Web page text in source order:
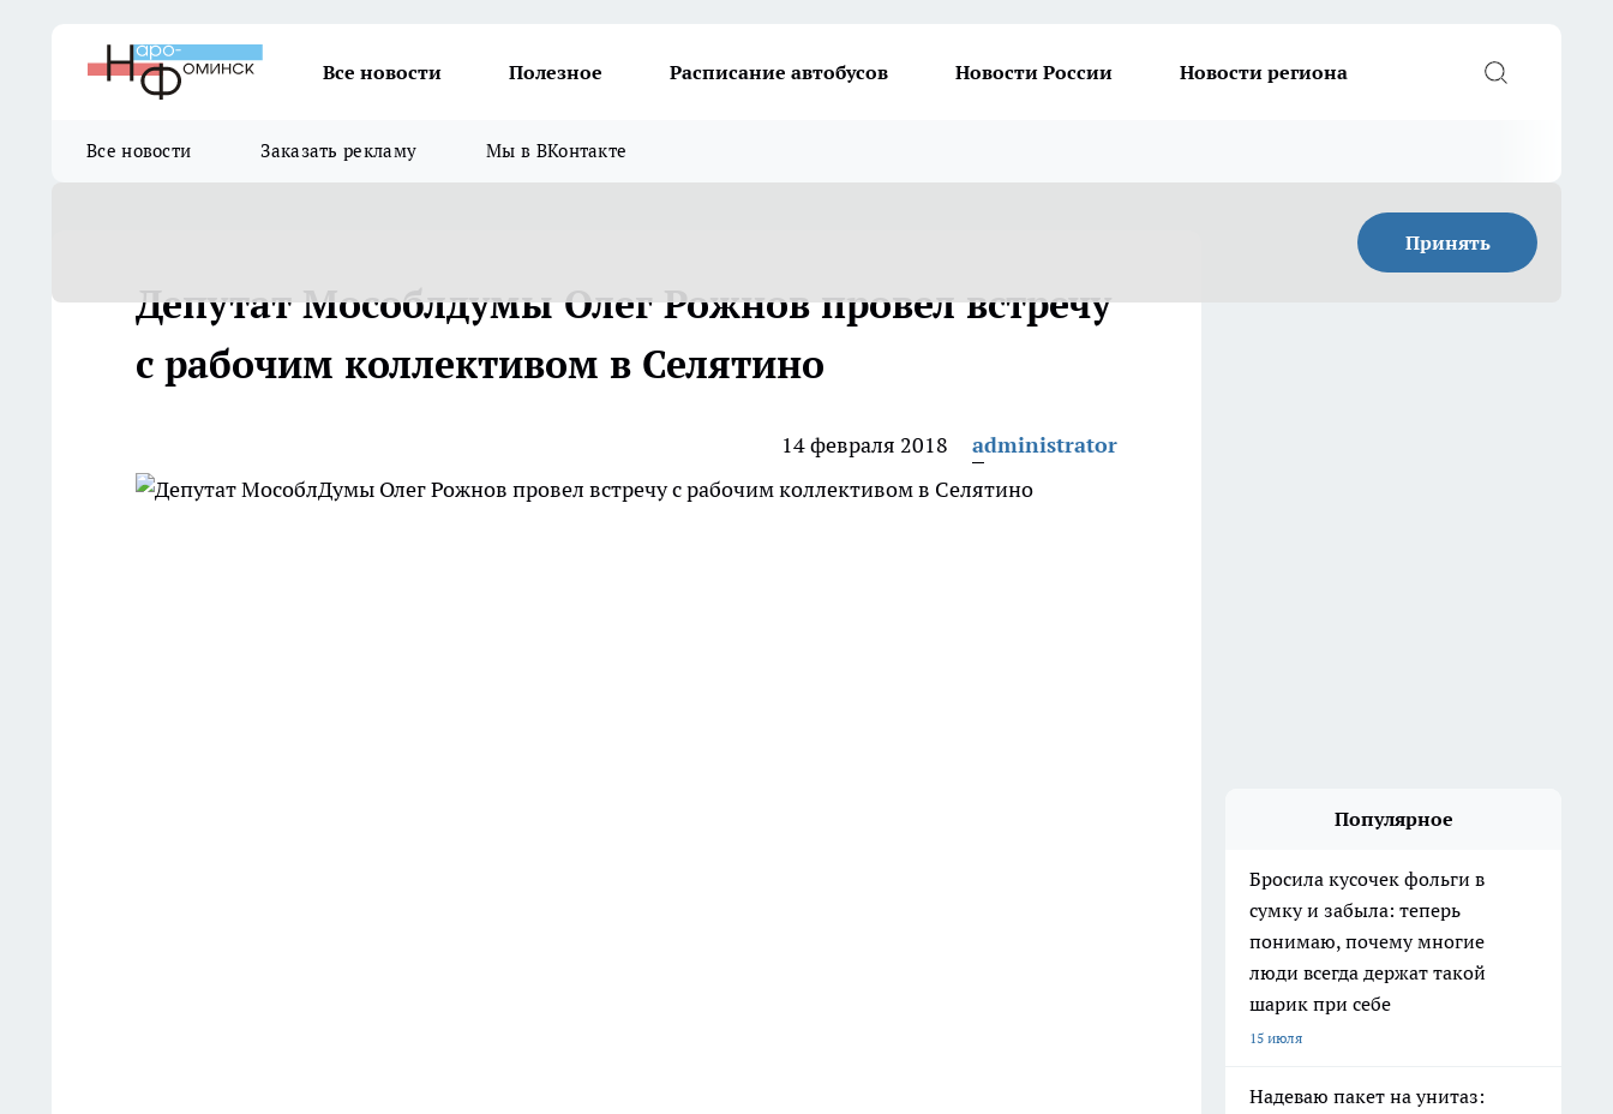
Все новости Полезное Расписание автобусов Новости России Новости региона
Все новости Заказать рекламу Мы в ВКонтакте
Принять
Депутат Мособлдумы Олег Рожнов провел встречу
с рабочим коллективом в Селятино
14 февраля 2018 administrator
Популярное
Бросила кусочек фольги в
сумку и забыла: теперь
понимаю, почему многие
люди всегда держат такой
шарик при себе
15 июля
Надеваю пакет на унитаз: